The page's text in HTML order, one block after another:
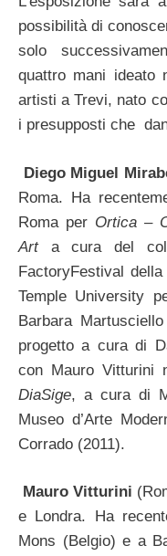
possibilità di
solo
quattro mani ideato
artisti a Trevi, nato
i presupposti che
Diego Miguel
Roma. Ha
Roma per Ortica –
Art a cura del
FactoryFestival
Temple University
Barbara
progetto a cura di
con Mauro Vitturini
DiaSige, a cura di
Museo d’Arte
Corrado (2011).
Mauro Vitturini
e Londra. Ha
Mons (Belgio) e a